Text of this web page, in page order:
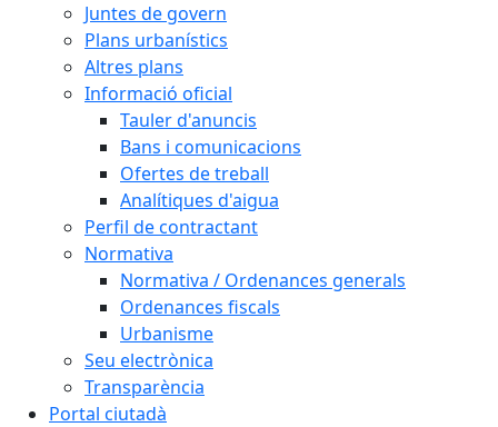
Juntes de govern
Plans urbanístics
Altres plans
Informació oficial
Tauler d'anuncis
Bans i comunicacions
Ofertes de treball
Analítiques d'aigua
Perfil de contractant
Normativa
Normativa / Ordenances generals
Ordenances fiscals
Urbanisme
Seu electrònica
Transparència
Portal ciutadà